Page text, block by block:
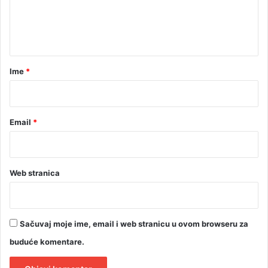
rIme *
Email *
Web stranica
Sačuvaj moje ime, email i web stranicu u ovom browseru za
buduće komentare.